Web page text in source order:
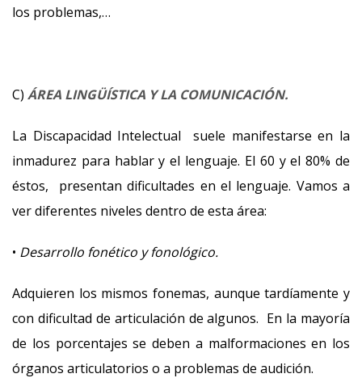
los problemas,…
C) ÁREA LINGÜÍSTICA Y LA COMUNICACIÓN.
La Discapacidad Intelectual suele manifestarse en la
inmadurez para hablar y el lenguaje. El 60 y el 80% de
éstos, presentan dificultades en el lenguaje. Vamos a
ver diferentes niveles dentro de esta área:
• Desarrollo fonético y fonológico.
Adquieren los mismos fonemas, aunque tardíamente y
con dificultad de articulación de algunos. En la mayoría
de los porcentajes se deben a malformaciones en los
órganos articulatorios o a problemas de audición.